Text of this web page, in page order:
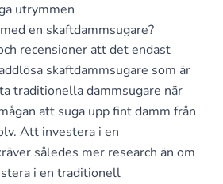
utrymmen
en skaftdammsugare?
recensioner att det endast
skaftdammsugare som är
traditionella dammsugare när
att suga upp fint damm från
Att investera i en
således mer research än om
i en traditionell